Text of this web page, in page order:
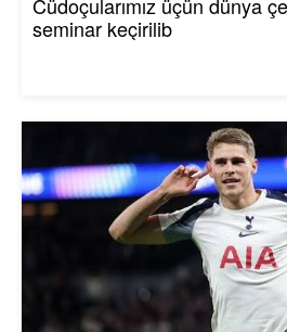
seminar keçirilib